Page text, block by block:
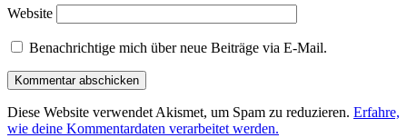
Website
Benachrichtige mich über neue Beiträge via E-Mail.
Diese Website verwendet Akismet, um Spam zu reduzieren. Erfahre,
wie deine Kommentardaten verarbeitet werden.